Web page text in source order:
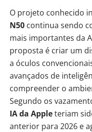
O projeto conhecido
N50 continua sendo
mais importantes da
proposta é criar um
a óculos
avançados de
compreender o
Segundo os
IA da Appleteriam
anterior para 2026 e